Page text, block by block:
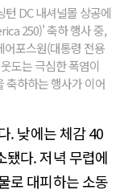
DC 내셔널몰 상공에
250)' 축하 행사 중,
어포스원(대통령 전용
도는 극심한 폭염이
축하하는 행사가 이어
. 낮에는 체감 40
됐다. 저녁 무렵에
로 대피하는 소동